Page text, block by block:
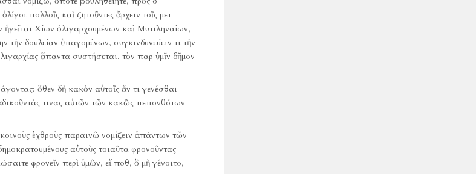
πολλοῖς καὶ ζητοῦντες ἄρχειν τοῖς μετ
ἡγεῖται Χίων ὀλιγαρχουμένων καὶ Μυτιληναίων,
δουλείαν ὑπαγομένων, συγκινδυνεύειν τι τὴν
ἅπαντα συστήσεται, τὸν παρ ὑμῖν δῆμον
ὅθεν δὴ κακὸν αὑτοῖς ἄν τι γενέσθαι
τινας αὐτῶν τῶν κακῶς πεπονθότων
ἐχθροὺς παραινῶ νομίζειν ἁπάντων τῶν
αὐτοὺς τοιαῦτα φρονοῦντας
φρονεῖν περὶ ὑμῶν, εἴ ποθ, ὃ μὴ γένοιτο,